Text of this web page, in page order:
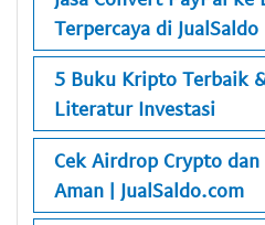
Terpercaya di JualSaldo
5 Buku Kripto Terbaik
Literatur Investasi
Cek Airdrop Crypto
Aman | JualSaldo.com